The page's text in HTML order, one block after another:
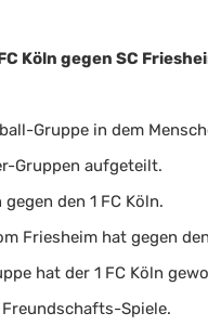
Köln gegen SC
Gruppe in dem
Gruppen aufgeteilt.
den 1 FC Köln.
Friesheim hat gegen
hat der 1 FC Köln
Spiele.